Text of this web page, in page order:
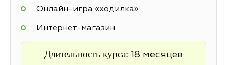
Онлайн-игра «ходилка»
Интернет-магазин
Длительность курса: 18 месяцев